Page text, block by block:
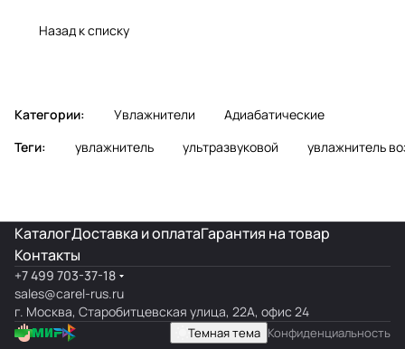
обзорНазад к списку
Категории: Увлажнители
Адиабатические
Теги:
увлажнитель ультразвуковой увлажнитель
КаталогДоставка и оплатаГарантия на товар
Контакты
+7 499 703-37-18
sales@carel-rus.ru
г. Москва, Старобитцевская улица, 22А, офис 24
Темная тема Конфиденциальность